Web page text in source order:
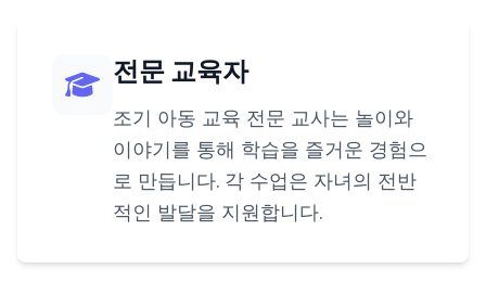
전문 교육자
조기 아동 교육 전문 교사는 놀이와
이야기를 통해 학습을 즐거운 경험으
로 만듭니다. 각 수업은 자녀의 전반
적인 발달을 지원합니다.